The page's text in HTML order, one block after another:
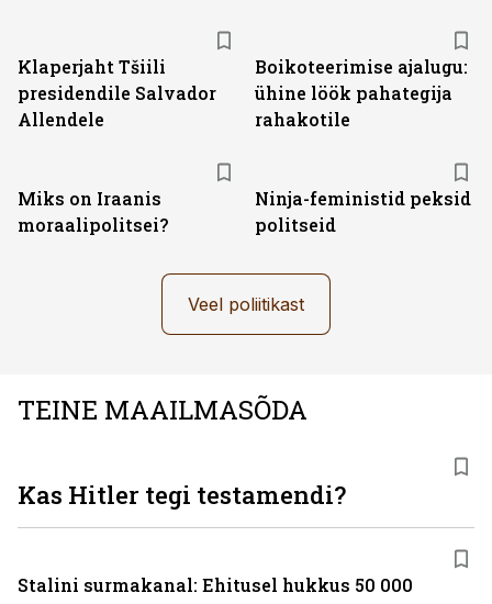
Klaperjaht Tšiili
presidendile Salvador
Allendele
Boikoteerimise ajalugu:
ühine löök pahategija
rahakotile
Miks on Iraanis
moraalipolitsei?
Ninja-feministid peksid
politseid
Veel poliitikast
TEINE MAAILMASÕDA
Kas Hitler tegi testamendi?
Stalini surmakanal: Ehitusel hukkus 50 000